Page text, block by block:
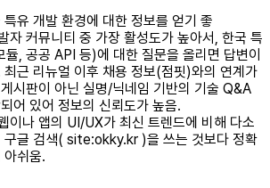
유 개발 환경에 대한 정보를 얻기 좋
자 커뮤니티 중 가장 활성도가 높아서, 한국 특
, 공공 API 등)에 대한 질문을 올리면 답변이
근 리뉴얼 이후 채용 정보(점핏)와의 연계가
시판이 아닌 실명/닉네임 기반의 기술 Q&A
어 있어 정보의 신뢰도가 높음.
이나 앱의 UI/UX가 최신 트렌드에 비해 다소
구글 검색( site:okky.kr )을 쓰는 것보다 정확
아쉬움.